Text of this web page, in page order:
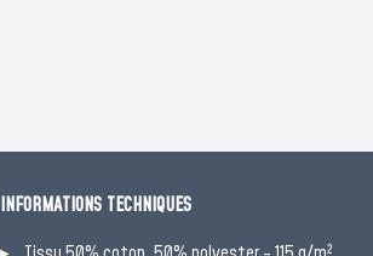
INFORMATIONS TECHNIQUES